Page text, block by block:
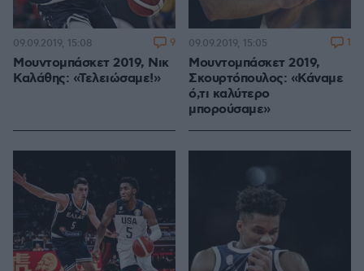
Μουντομπάσκετ 2019, Νικ
Καλάθης: «Τελειώσαμε!»
09.09.2019, 15:08 9
Μουντομπάσκετ 2019,
Σκουρτόπουλος: «Κάναμε
ό,τι καλύτερο
μπορούσαμε»
09.09.2019, 15:05 1